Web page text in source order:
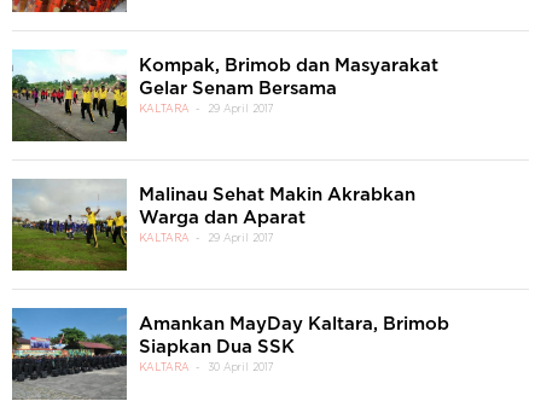
Kompak, Brimob dan Masyarakat
Gelar Senam Bersama
KALTARA 29 April 2017
Malinau Sehat Makin Akrabkan
Warga dan Aparat
KALTARA 29 April 2017
Amankan MayDay Kaltara, Brimob
Siapkan Dua SSK
KALTARA 30 April 2017